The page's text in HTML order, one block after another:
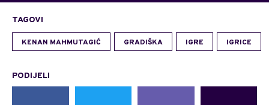
TAGOVI
KENAN MAHMUTAGIĆ GRADIŠKA IGRE IGRICE
PODIJELI